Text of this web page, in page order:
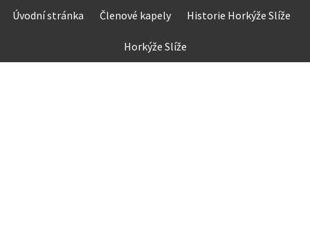
Skip
Úvodní stránka Členové kapely Historie Horkýže Slíže
Horkýže Slíže